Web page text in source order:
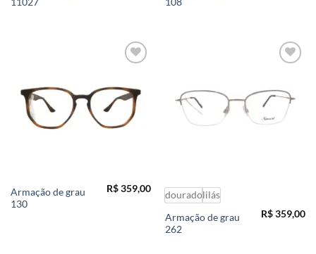
Armação de grau
130
R$359,00
douradolilás
Armação de grau
262
R$359,00